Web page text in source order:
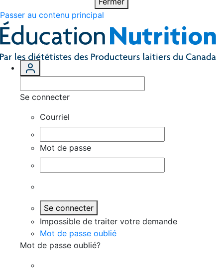
Passer au contenu principal
Se connecter
Courriel
Mot de passe
Se connecter
Impossible de traiter votre demande
Mot de passe oublié
Mot de passe oublié?